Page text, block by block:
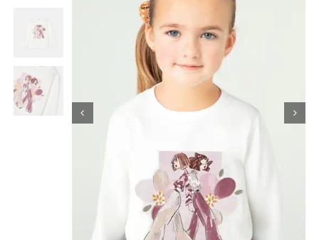
Είδη Παρέλασης